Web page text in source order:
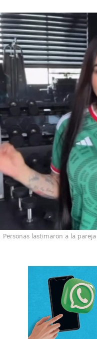
Personas lastimaron a la